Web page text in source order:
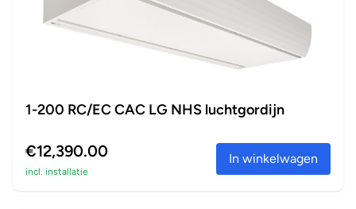
1-200 RC/EC CAC LG NHS luchtgordijn
€12,390.00
incl. installatie
In winkelwagen